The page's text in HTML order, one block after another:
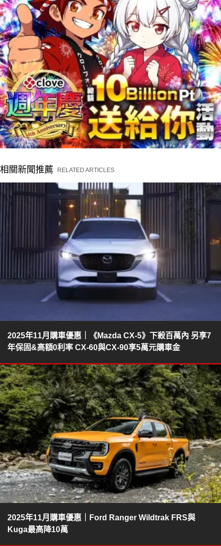
相關新聞推薦 RELATED ARTICLES
2025年11月購車優惠｜《Mazda CX-5》下殺百萬內 另享7
年保固&高額0利率 CX-60與CX-90享5萬元購車金
2025年11月購車優惠｜Ford Ranger Wildtrak FRS與
Kuga最高降10萬